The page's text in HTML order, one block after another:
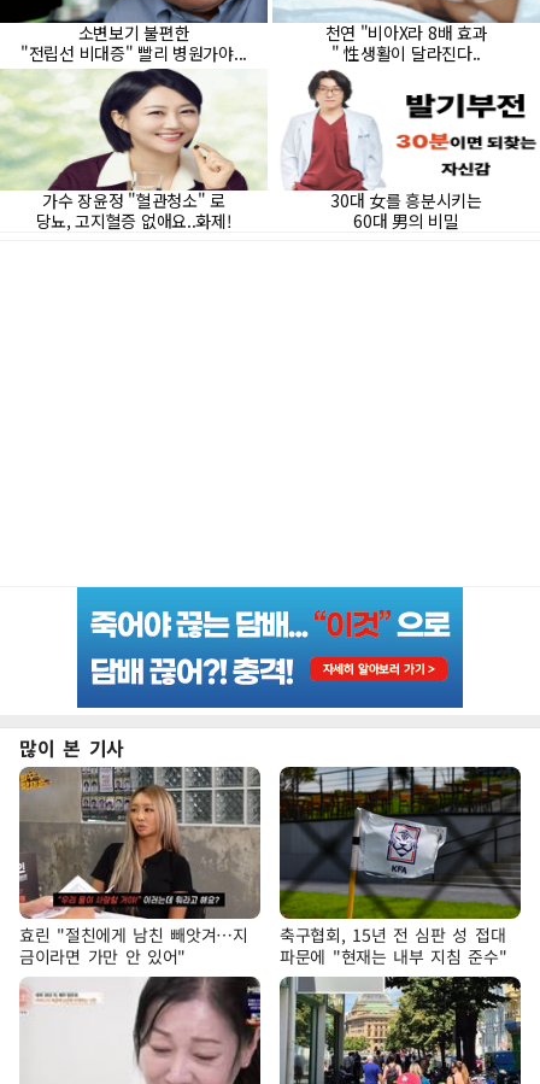
많이 본 기사
효린 "절친에게 남친 빼앗겨…지
금이라면 가만 안 있어"
축구협회, 15년 전 심판 성 접대
파문에 "현재는 내부 지침 준수"